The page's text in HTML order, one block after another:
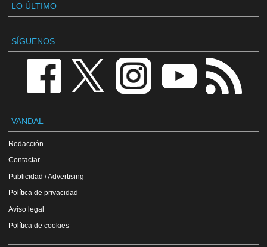
LO ÚLTIMO
SÍGUENOS
VANDAL
Redacción
Contactar
Publicidad / Advertising
Política de privacidad
Aviso legal
Política de cookies